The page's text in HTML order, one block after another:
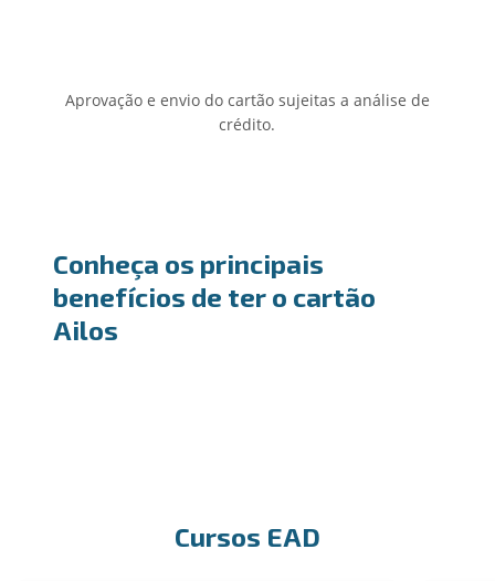
Aprovação e envio do cartão sujeitas a análise de
crédito.
Conheça os principais
benefícios de ter o cartão
Ailos
Cursos EAD